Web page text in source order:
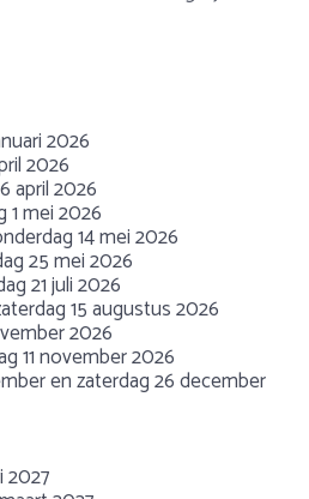
2026
2026
april 2026
1 mei 2026
14 mei 2026
25 mei 2026
21 juli 2026
15 augustus 2026
2026
11 november 2026
en zaterdag 26 december
2027